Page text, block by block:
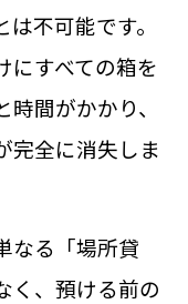
不可能です。
にすべての箱を
間がかかり、
完全に消失しま
なる「場所貸
く、預ける前の